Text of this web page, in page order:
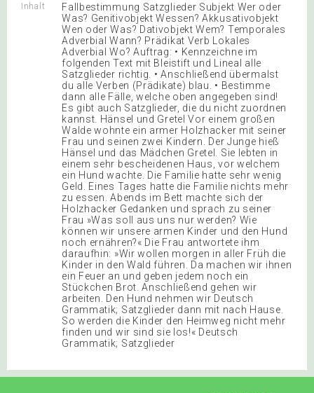
Inhalt
Fallbestimmung Satzglieder Subjekt Wer oder
Was? Genitivobjekt Wessen? Akkusativobjekt
Wen oder Was? Dativobjekt Wem? Temporales
Adverbial Wann? Prädikat Verb Lokales
Adverbial Wo? Auftrag: • Kennzeichne im
folgenden Text mit Bleistift und Lineal alle
Satzglieder richtig. • Anschließend übermalst
du alle Verben (Prädikate) blau. • Bestimme
dann alle Fälle, welche oben angegeben sind!
Es gibt auch Satzglieder, die du nicht zuordnen
kannst. Hänsel und Gretel Vor einem großen
Walde wohnte ein armer Holzhacker mit seiner
Frau und seinen zwei Kindern. Der Junge hieß
Hänsel und das Mädchen Gretel. Sie lebten in
einem sehr bescheidenen Haus, vor welchem
ein Hund wachte. Die Familie hatte sehr wenig
Geld. Eines Tages hatte die Familie nichts mehr
zu essen. Abends im Bett machte sich der
Holzhacker Gedanken und sprach zu seiner
Frau »Was soll aus uns nur werden? Wie
können wir unsere armen Kinder und den Hund
noch ernähren?« Die Frau antwortete ihm
daraufhin: »Wir wollen morgen in aller Früh die
Kinder in den Wald führen. Da machen wir ihnen
ein Feuer an und geben jedem noch ein
Stückchen Brot. Anschließend gehen wir
arbeiten. Den Hund nehmen wir Deutsch
Grammatik; Satzglieder dann mit nach Hause.
So werden die Kinder den Heimweg nicht mehr
finden und wir sind sie los!« Deutsch
Grammatik; Satzglieder